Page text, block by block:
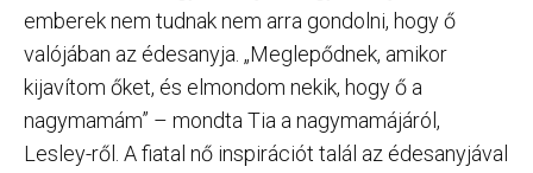
emberek nem tudnak nem arra gondolni, hogy ő
valójában az édesanyja. „Meglepődnek, amikor
kijavítom őket, és elmondom nekik, hogy ő a
nagymamám” – mondta Tia a nagymamájáról,
Lesley-ről. A fiatal nő inspirációt talál az édesanyjával